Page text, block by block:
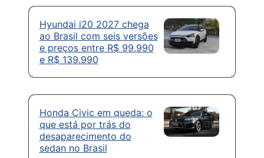
Hyundai i20 2027 chega
ao Brasil com seis versões
e preços entre R$ 99.990
e R$ 139.990
Honda Civic em queda: o
que está por trás do
desaparecimento do
sedan no Brasil